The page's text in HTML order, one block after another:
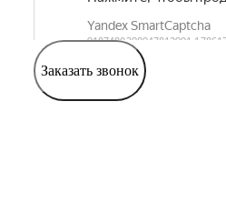
Заказать звонок